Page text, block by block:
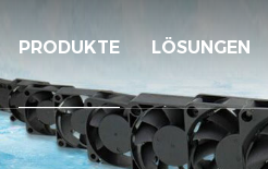
PRODUKTE LÖSUNGEN